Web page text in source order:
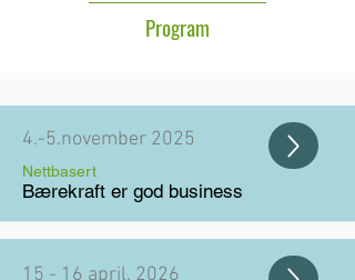
Program
4.-5.november 2025
Nettbasert
Bærekraft er god business
15 - 16 april. 2026